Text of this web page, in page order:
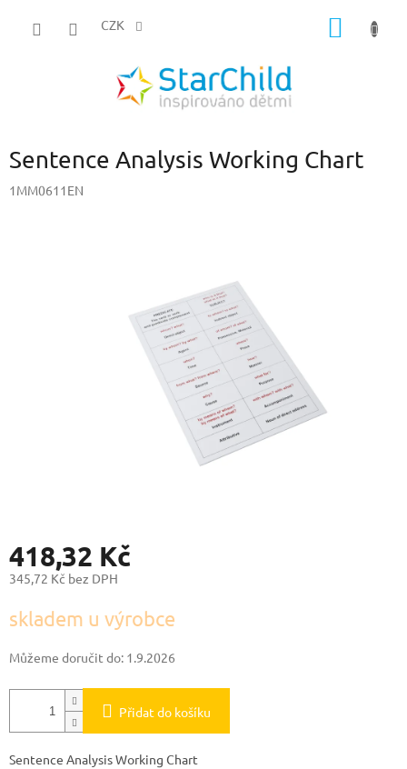
CZK
Sentence Analysis Working Chart
1MM0611EN
418,32 Kč
345,72 Kč bez DPH
cena:
skladem u výrobce
Můžeme doručit do: 1.9.2026
Přidat do košíku
Sentence Analysis Working Chart